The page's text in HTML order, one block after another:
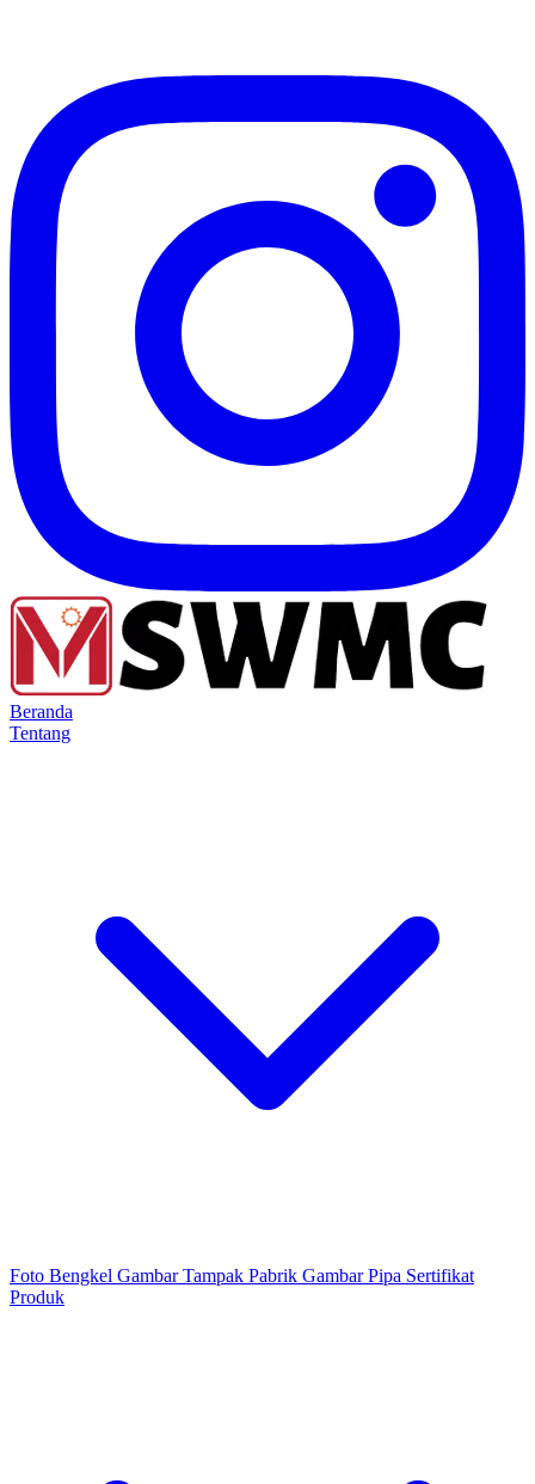
Beranda
Tentang
Foto Bengkel Gambar Tampak Pabrik Gambar Pipa Sertifikat
Produk